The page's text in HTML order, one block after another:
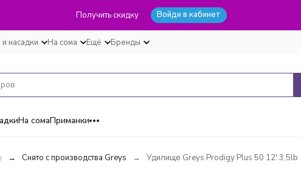
Получить скидку Войди в кабинет
насадки На сома Ещё Бренды
На сомаПриманки
Снято с производства Greys Удилище Greys Prodigy Plus 50 12' 3,5lb